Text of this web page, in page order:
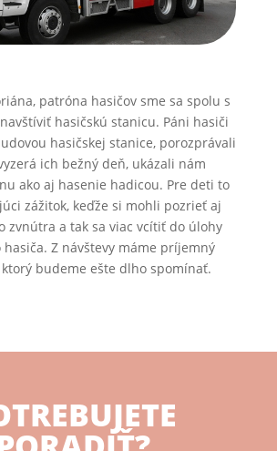
patróna hasičov sme sa spolu s
hasičskú stanicu. Páni hasiči
hasičskej stanice, porozprávali
ich bežný deň, ukázali nám
ako aj hasenie hadicou. Pre deti to
zážitok, keďže si mohli pozrieť aj
zvnútra a tak sa viac vcítiť do úlohy
hasiča. Z návštevy máme príjemný
budeme ešte dlho spomínať.